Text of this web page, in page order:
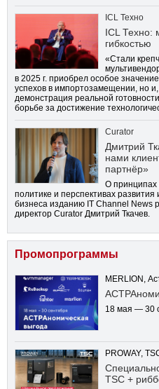
ICL Техно
ICL Техно:
гибкостью
«Стали
в 2025 г. приобрел особое
успехов в импортозамещении, но
демонстрация реальной
борьбе за достижение
Curator
Дмитрий
нами
партнёр»
О принципах
политике и перспективах
бизнеса изданию IT Channel News
директор Curator Дмитрий Ткачев.
Промопрограммы
MERLION,
18 мая — 30
PROWAY,
TSC +